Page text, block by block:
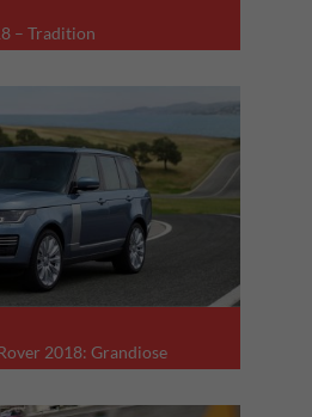
– Tradition
2018: Grandiose